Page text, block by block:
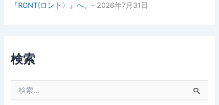
『RONT(ロント〉』へ。- 2026年7月31日
検索